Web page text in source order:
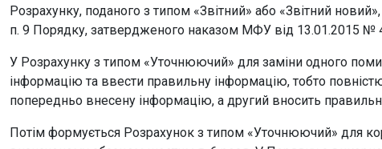
Розрахунку, поданого з типом «Звітний» або «Звітний
п. 9 Порядку, затвердженого наказом МФУ від 13.01.2015 №
У Розрахунку з типом «Уточнюючий» для заміни одного
інформацію та ввести правильну інформацію, тобто
попередньо внесену інформацію, а другий вносить
Потім формується Розрахунок з типом «Уточнюючий» для